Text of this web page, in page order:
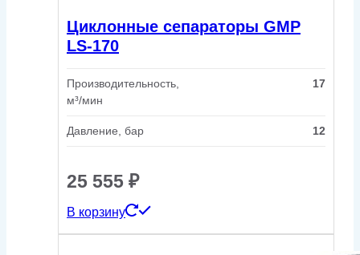
Циклонные сепараторы GMP
LS-170
Производительность,
м³/мин
17
Давление, бар 12
25 555 ₽
В корзину